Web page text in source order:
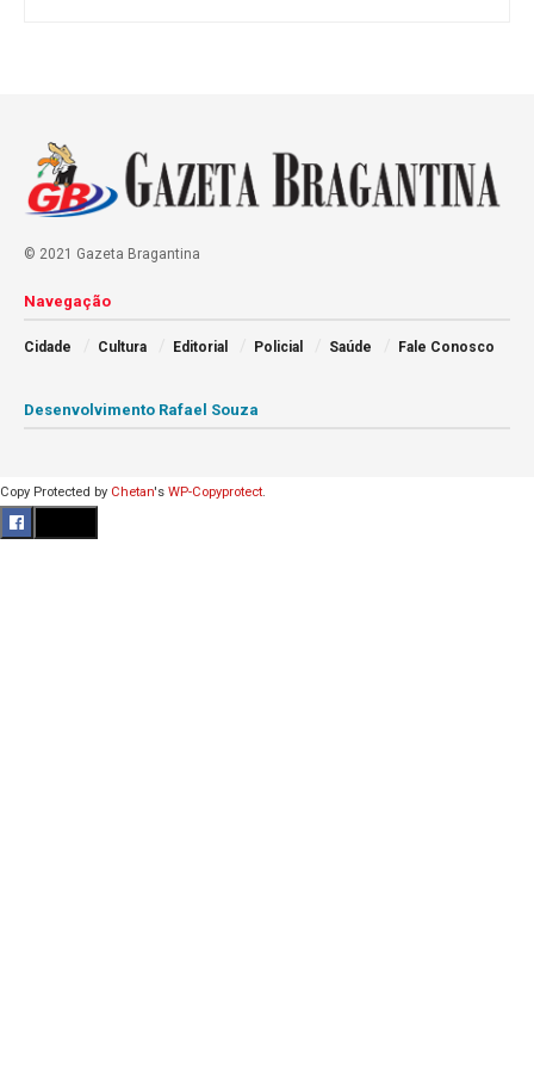
© 2021 Gazeta Bragantina
Navegação
Cidade Cultura Editorial Policial Saúde Fale Conosco
Desenvolvimento Rafael Souza
Copy Protected by Chetan's WP-Copyprotect.